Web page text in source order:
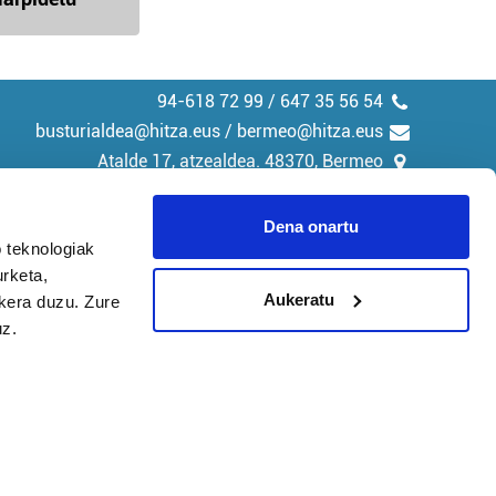
duzu. Zure
Dena onartu
Aukeratu
94-618 72 99 / 647 35 56 54
busturialdea@hitza.eus / bermeo@hitza.eus
Atalde 17, atzealdea. 48370, Bermeo
Cookieak
zure ekarpena